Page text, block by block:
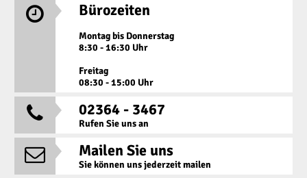
 Bürozeiten
Montag bis Donnerstag
8:30 - 16:30 Uhr
Freitag
08:30 - 15:00 Uhr
 02364 - 3467
Rufen Sie uns an
 Mailen Sie uns
Sie können uns jederzeit mailen